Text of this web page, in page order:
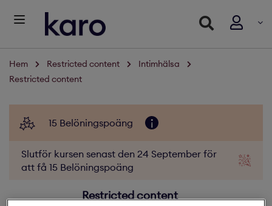
Hem Restricted content
Intimhälsa
Restricted content
15 Belöningspoäng
Slutför kursen senast den 24 September för
att få 15 Belöningspoäng
Restricted content